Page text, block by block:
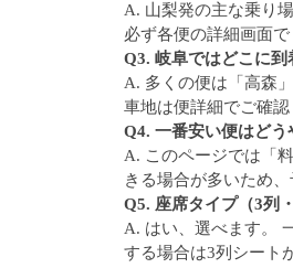
A. 山梨発の主な乗り
必ず各便の詳細画面
Q3. 岐阜ではどこに到
A. 多くの便は「高森
車地は便詳細でご確認
Q4. 一番安い便はどう
A. このページでは「
きる場合が多いため
Q5. 座席タイプ（3列
A. はい、選べます。
する場合は3列シート